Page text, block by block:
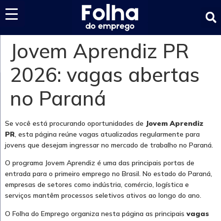
Jovem Aprendiz PR
2026: vagas abertas
no Paraná
Se você está procurando oportunidades de Jovem Aprendiz
PR, esta página reúne vagas atualizadas regularmente para
jovens que desejam ingressar no mercado de trabalho no Paraná.
O programa Jovem Aprendiz é uma das principais portas de
entrada para o primeiro emprego no Brasil. No estado do Paraná,
empresas de setores como indústria, comércio, logística e
serviços mantêm processos seletivos ativos ao longo do ano.
O Folha do Emprego organiza nesta página as principais vagas